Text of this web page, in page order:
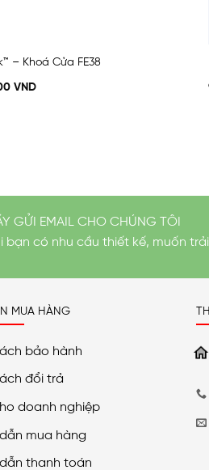
– Khoá Cửa FE38
VND
GỬI EMAIL CHO CHÚNG TÔI
bạn có nhu cầu thiết kế, muốn
MUA HÀNG
bảo hành
đổi trả
doanh nghiệp
mua hàng
thanh toán